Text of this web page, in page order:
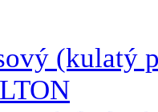
(kulatý